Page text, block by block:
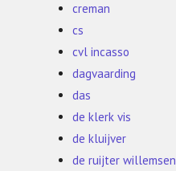
creman
cs
cvl incasso
dagvaarding
das
de klerk vis
de kluijver
de ruijter willemsen